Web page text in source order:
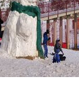
מדריך
בלבד, לא